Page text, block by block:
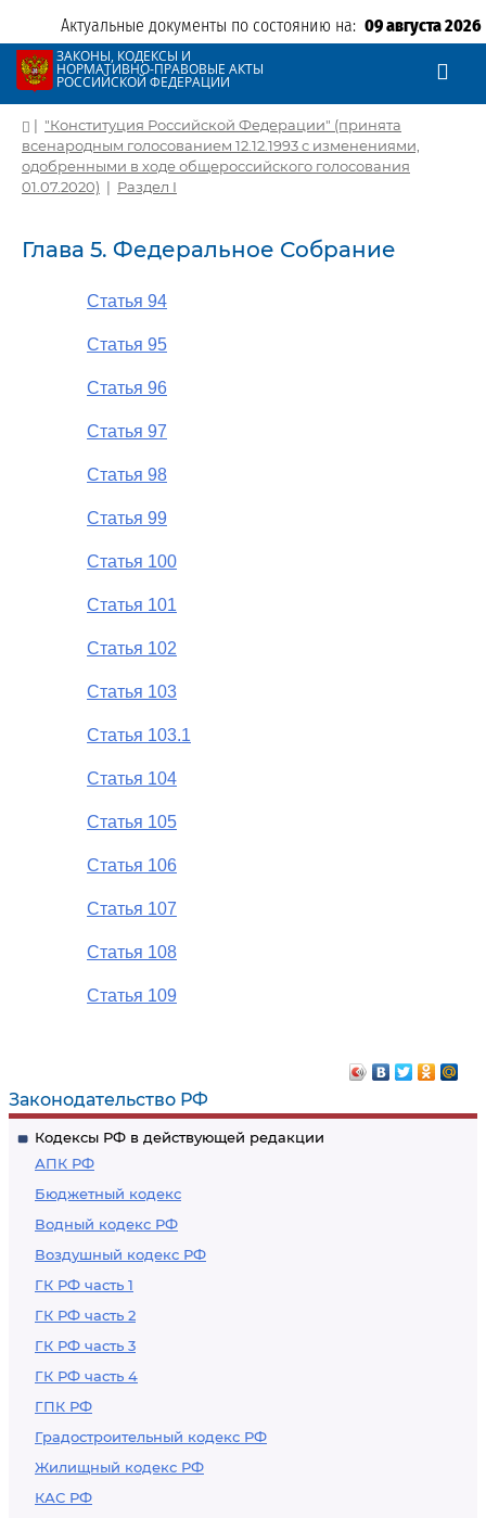
Актуальные документы по состоянию на: 09 августа 2026
ЗАКОНЫ, КОДЕКСЫ И
НОРМАТИВНО-ПРАВОВЫЕ АКТЫ
РОССИЙСКОЙ ФЕДЕРАЦИИ
Законодательство РФ
Кодексы РФ в действующей редакции
АПК РФ
Бюджетный кодекс
Водный кодекс РФ
Воздушный кодекс РФ
ГК РФ часть 1
ГК РФ часть 2
ГК РФ часть 3
ГК РФ часть 4
ГПК РФ
Градостроительный кодекс РФ
Жилищный кодекс РФ
КАС РФ
| "Конституция Российской Федерации" (принята
всенародным голосованием 12.12.1993 с изменениями,
одобренными в ходе общероссийского голосования
01.07.2020) | Раздел I
Глава 5. Федеральное Собрание
Статья 94
Статья 95
Статья 96
Статья 97
Статья 98
Статья 99
Статья 100
Статья 101
Статья 102
Статья 103
Статья 103.1
Статья 104
Статья 105
Статья 106
Статья 107
Статья 108
Статья 109